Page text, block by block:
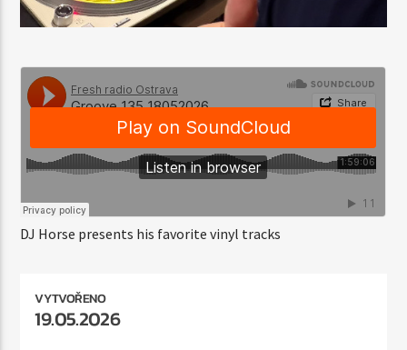
128Kbps MP3
320Kbps MP3
DJ Horse presents his favorite vinyl tracks
VYTVOŘENO
19.05.2026